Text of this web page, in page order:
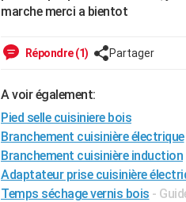
marche merci a bientot
Répondre (1) Partager
A voir également:
Pied selle cuisiniere bois
Branchement cuisinière électrique
Branchement cuisinière induction
Adaptateur prise cuisinière
Temps séchage vernis bois -